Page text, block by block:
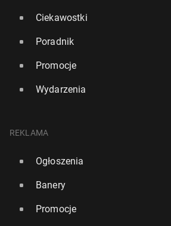
Ciekawostki
Poradnik
Promocje
Wydarzenia
REKLAMA
Ogłoszenia
Banery
Promocje